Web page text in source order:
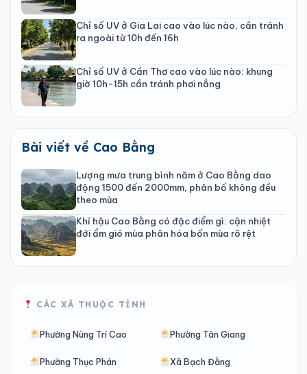
Chỉ số UV ở Gia Lai cao vào lúc nào, cần tránh
ra ngoài từ 10h đến 16h
Chỉ số UV ở Cần Thơ cao vào lúc nào: khung
giờ 10h-15h cần tránh phơi nắng
Bài viết về Cao Bằng
Lượng mưa trung bình năm ở Cao Bằng dao
động 1500 đến 2000mm, phân bố không đều
theo mùa
Khí hậu Cao Bằng có đặc điểm gì: cận nhiệt
đới ẩm gió mùa phân hóa bốn mùa rõ rệt
CÁC XÃ THUỘC TỈNH
Phường Nùng Trí Cao Phường Tân Giang
Phường Thục Phán Xã Bạch Đằng